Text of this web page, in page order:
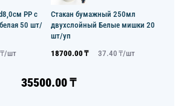
PP с
50 шт/
₸/шт
Стакан бумажный 250мл
двухслойный Белые мишки 20
шт/уп
18700.00 ₸ 37.40 ₸/шт
35500.00₸